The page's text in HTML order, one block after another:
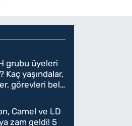
grubu üyeleri
Kaç yaşındalar,
görevleri belli
Camel ve LD
zam geldi! 5